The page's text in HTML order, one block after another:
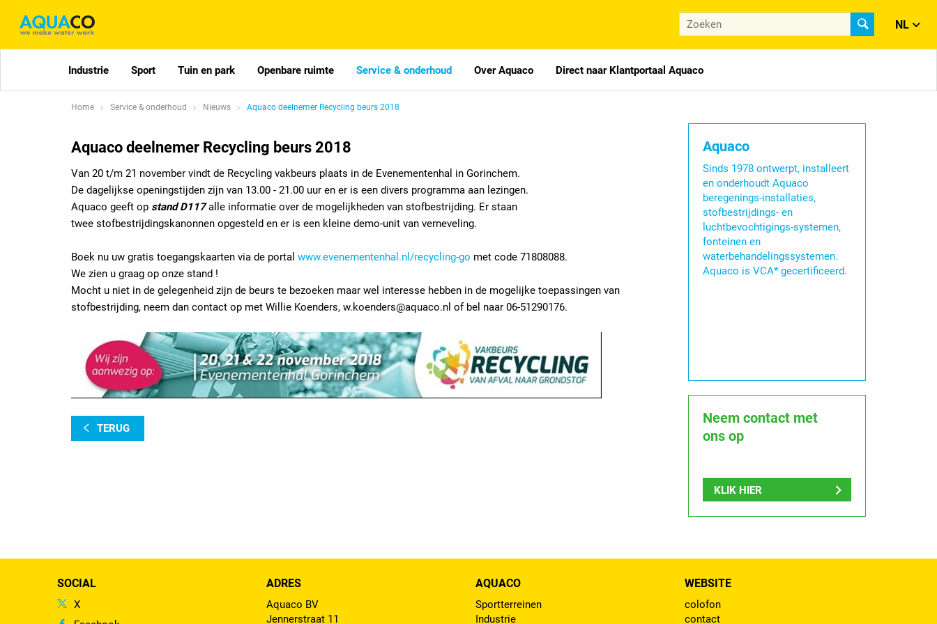
NL
Industrie Sport Tuin en park Openbare ruimte Service & onderhoud Over Aquaco Direct naar Klantportaal Aquaco
Home Service & onderhoud Nieuws Aquaco deelnemer Recycling beurs 2018
Aquaco deelnemer Recycling beurs 2018
Van 20 t/m 21 november vindt de Recycling vakbeurs plaats in de Evenementenhal in Gorinchem.
De dagelijkse openingstijden zijn van 13.00 - 21.00 uur en er is een divers programma aan lezingen.
Aquaco geeft op stand D117 alle informatie over de mogelijkheden van stofbestrijding. Er staan
twee stofbestrijdingskanonnen opgesteld en er is een kleine demo-unit van verneveling.
Boek nu uw gratis toegangskaarten via de portal www.evenementenhal.nl/recycling-go met code 71808088.
We zien u graag op onze stand !
Mocht u niet in de gelegenheid zijn de beurs te bezoeken maar wel interesse hebben in de mogelijke toepassingen van
stofbestrijding, neem dan contact op met Willie Koenders, w.koenders@aquaco.nl of bel naar 06-51290176.
TERUG
Aquaco
Sinds 1978 ontwerpt, installeert
en onderhoudt Aquaco
beregenings-installaties,
stofbestrijdings- en
luchtbevochtigings-systemen,
fonteinen en
waterbehandelingssystemen.
Aquaco is VCA* gecertificeerd.
Neem contact met
ons op
KLIK HIER
SOCIAL
X
ADRES
Aquaco BV
Jennerstraat 11
AQUACO
Sportterreinen
Industrie
WEBSITE
colofon
contact